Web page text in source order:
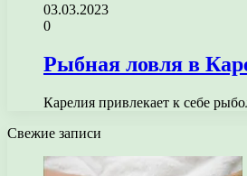
03.03.2023
0
Рыбная ловля в
Карелия привлекает к себе
Свежие записи